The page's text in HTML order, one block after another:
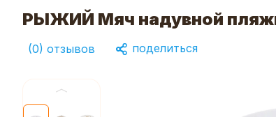
РЫЖИЙ Мяч надувной
(0) отзывов поделиться